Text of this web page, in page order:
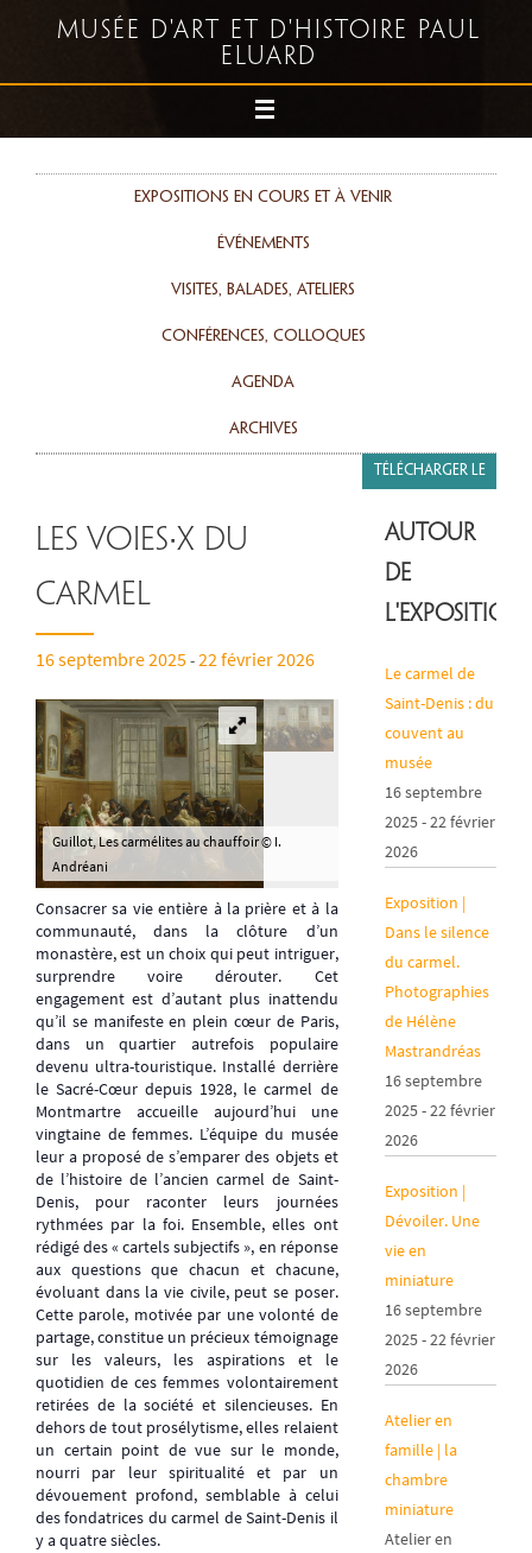
Musée d'art et d'histoire Paul
Eluard
Expositions en cours et à venir
événements
Visites, balades, ateliers
Conférences, colloques
Télécharger le
agenda
Archives
LES VOIES∙X DU
CARMEL
16 septembre 2025-22 février 2026
Guillot, Les carmélites au chauffoir © I.
Andréani
Consacrer sa vie entière à la prière et à la
communauté, dans la clôture d’un
monastère, est un choix qui peut intriguer,
surprendre voire dérouter. Cet
engagement est d’autant plus inattendu
qu’il se manifeste en plein cœur de Paris,
dans un quartier autrefois populaire
devenu ultra-touristique. Installé derrière
le Sacré-Cœur depuis 1928, le carmel de
Montmartre accueille aujourd’hui une
vingtaine de femmes. L’équipe du musée
leur a proposé de s’emparer des objets et
de l’histoire de l’ancien carmel de Saint-
Denis, pour raconter leurs journées
rythmées par la foi. Ensemble, elles ont
rédigé des « cartels subjectifs », en réponse
aux questions que chacun et chacune,
évoluant dans la vie civile, peut se poser.
Cette parole, motivée par une volonté de
partage, constitue un précieux témoignage
sur les valeurs, les aspirations et le
quotidien de ces femmes volontairement
retirées de la société et silencieuses. En
dehors de tout prosélytisme, elles relaient
un certain point de vue sur le monde,
nourri par leur spiritualité et par un
dévouement profond, semblable à celui
des fondatrices du carmel de Saint-Denis il
y a quatre siècles.
Autour
de
l'exposition
Le carmel de
Saint-Denis : du
couvent au
musée
16 septembre
2025 - 22 février
2026
Exposition |
Dans le silence
du carmel.
Photographies
de Hélène
Mastrandréas
16 septembre
2025 - 22 février
2026
Exposition |
Dévoiler. Une
vie en
miniature
16 septembre
2025 - 22 février
2026
Atelier en
famille | la
chambre
miniature
Atelier en